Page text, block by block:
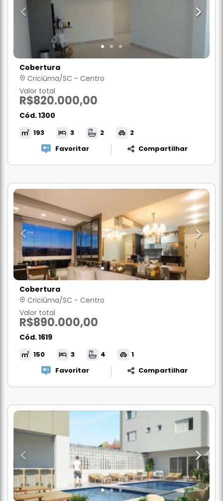
Cobertura
Criciúma/SC - Centro
Valor total
R$820.000,00
Cód. 1300
193 3 2
2
Favoritar
Compartilhar
Cobertura
Criciúma/SC - Centro
Valor total
R$890.000,00
Cód. 1619
150 3 4
1
Favoritar
Compartilhar